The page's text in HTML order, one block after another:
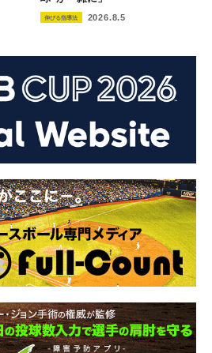
伸びる指導法 2026.8.5